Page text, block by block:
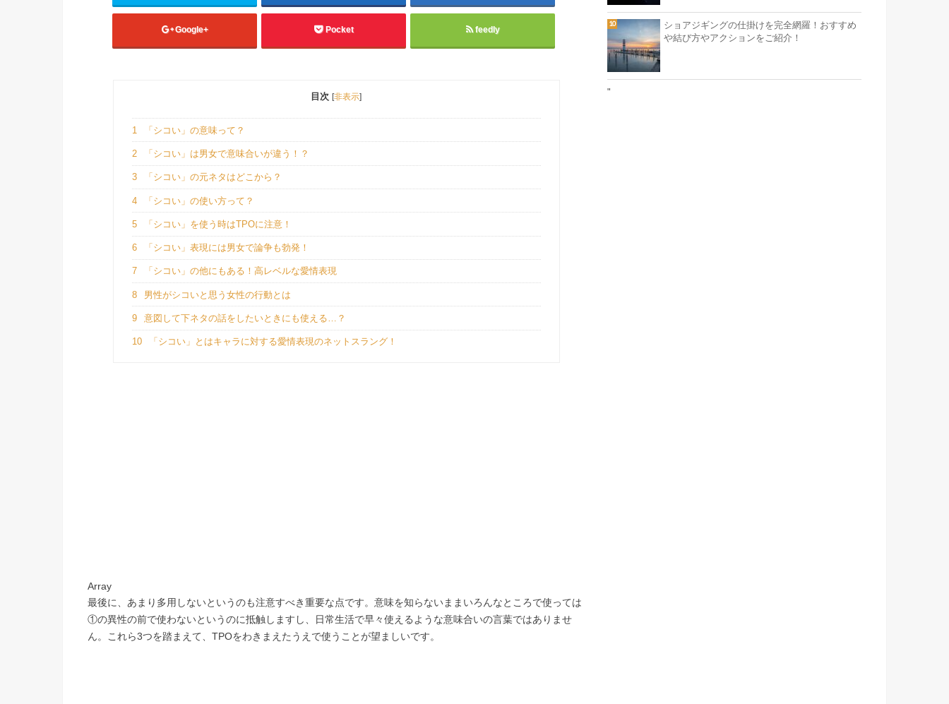
Google+ Pocket feedly
目次 [非表示]
1 「シコい」の意味って？
2 「シコい」は男女で意味合いが違う！？
3 「シコい」の元ネタはどこから？
4 「シコい」の使い方って？
5 「シコい」を使う時はTPOに注意！
6 「シコい」表現には男女で論争も勃発！
7 「シコい」の他にもある！高レベルな愛情表現
8 男性がシコいと思う女性の行動とは
9 意図して下ネタの話をしたいときにも使える…？
10 「シコい」とはキャラに対する愛情表現のネットスラング！
Array
最後に、あまり多用しないというのも注意すべき重要な点です。意味を知らないままいろんなところで使っては
①の異性の前で使わないというのに抵触しますし、日常生活で早々使えるような意味合いの言葉ではありませ
ん。これら3つを踏まえて、TPOをわきまえたうえで使うことが望ましいです。
ショアジギングの仕掛けを完全網羅！おすすめ
や結び方やアクションをご紹介！
"